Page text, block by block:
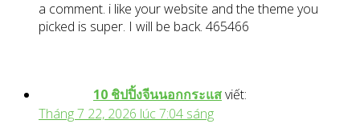
a comment. i like your website and the theme you
picked is super. I will be back. 465466
10 ชิปปิ้งจีนนอกกระแสviết:
Tháng 7 22, 2026 lúc 7:04 sáng